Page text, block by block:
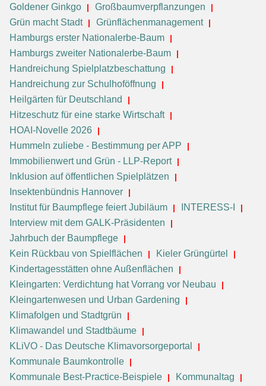
Goldener Ginkgo
Großbaumverpflanzungen
Grün macht Stadt
Grünflächenmanagement
Hamburgs erster Nationalerbe-Baum
Hamburgs zweiter Nationalerbe-Baum
Handreichung Spielplatzbeschattung
Handreichung zur Schulhoföffnung
Heilgärten für Deutschland
Hitzeschutz für eine starke Wirtschaft
HOAI-Novelle 2026
Hummeln zuliebe - Bestimmung per APP
Immobilienwert und Grün - LLP-Report
Inklusion auf öffentlichen Spielplätzen
Insektenbündnis Hannover
Institut für Baumpflege feiert Jubiläum
INTERESS-I
Interview mit dem GALK-Präsidenten
Jahrbuch der Baumpflege
Kein Rückbau von Spielflächen
Kieler Grüngürtel
Kindertagesstätten ohne Außenflächen
Kleingarten: Verdichtung hat Vorrang vor Neubau
Kleingartenwesen und Urban Gardening
Klimafolgen und Stadtgrün
Klimawandel und Stadtbäume
KLiVO - Das Deutsche Klimavorsorgeportal
Kommunale Baumkontrolle
Kommunale Best-Practice-Beispiele
Kommunaltag